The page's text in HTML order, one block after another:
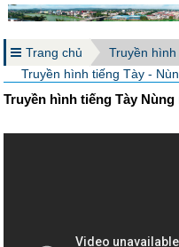
Trang chủ Truyền hình
Truyền hình tiếng Tày -
Truyền hình tiếng Tày Nùng